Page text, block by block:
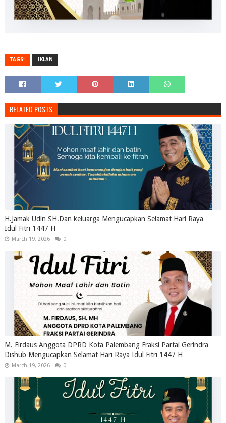
TAGS: IKLAN
RELATED POSTS
H.Jamak Udin SH.Dan keluarga Mengucapkan Selamat Hari Raya
Idul Fitri 1447 H
March 19, 2026 0
M. Firdaus Anggota DPRD Kota Palembang Fraksi Partai Gerindra
Dishub Mengucapkan Selamat Hari Raya Idul Fitri 1447 H
March 19, 2026 0